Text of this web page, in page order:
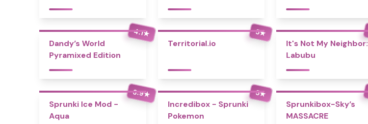
4.1★
Dandy’s World
Pyramixed Edition
5★
Territorial.io
It's Not My Neighbor:
Labubu
3.9★
Sprunki Ice Mod -
Aqua
5★
Incredibox - Sprunki
Pokemon
Sprunkibox-Sky’s
MASSACRE